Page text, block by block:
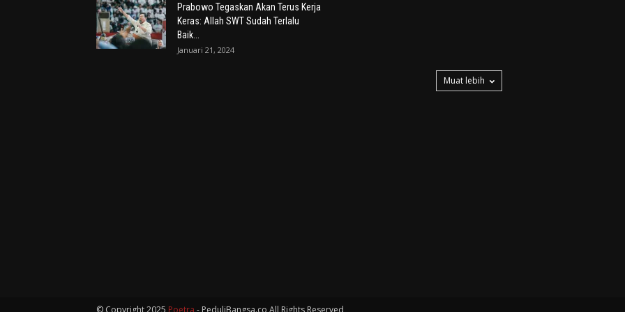
Prabowo Tegaskan Akan Terus Kerja
Keras: Allah SWT Sudah Terlalu
Baik...
Januari 21, 2024
Muat lebih
© Copyright 2025 Poetra - PeduliBangsa.co All Rights Reserved